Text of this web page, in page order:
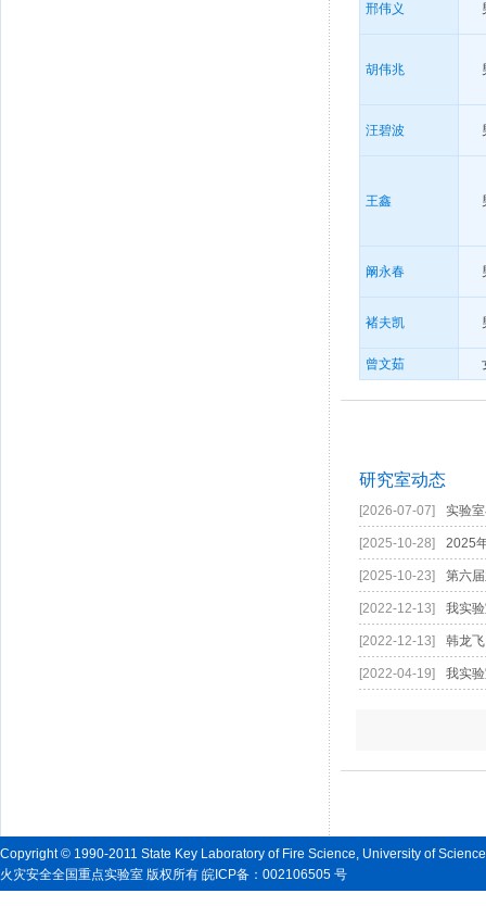
邢伟义
胡伟兆
汪碧波
王鑫
阚永春
褚夫凯
曾文茹
研究室动态
[2026-07-07] 实验
[2025-10-28] 2025
[2025-10-23] 第六
[2022-12-13] 我实
[2022-12-13] 韩龙
[2022-04-19] 我实
Copyright © 1990-2011 State Key Laboratory of Fire Science, University of
火灾安全全国重点实验室 版权所有 皖ICP备：002106505 号